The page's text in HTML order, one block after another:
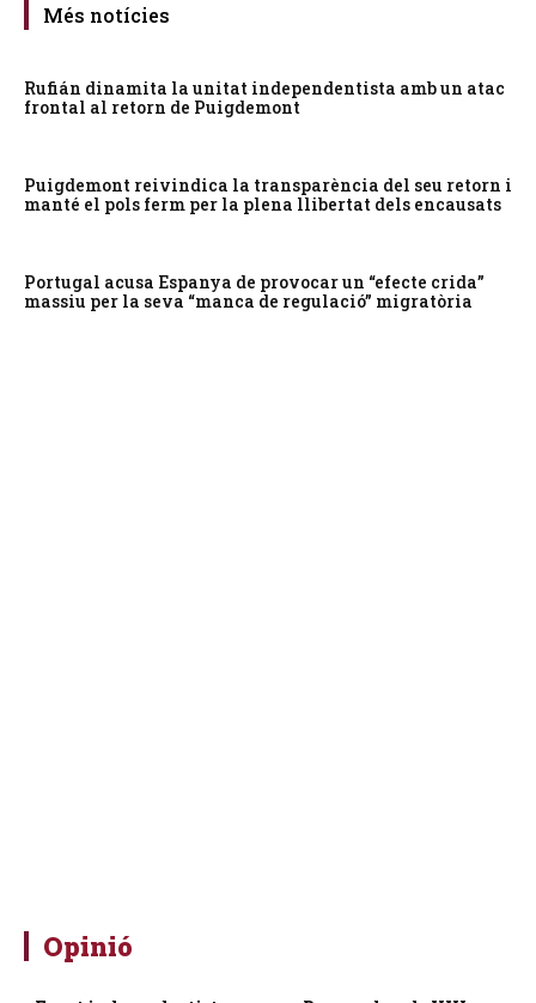
Més notícies
Rufián dinamita la unitat independentista amb un atac
frontal al retorn de Puigdemont
Puigdemont reivindica la transparència del seu retorn i
manté el pols ferm per la plena llibertat dels encausats
Portugal acusa Espanya de provocar un “efecte crida”
massiu per la seva “manca de regulació” migratòria
Opinió